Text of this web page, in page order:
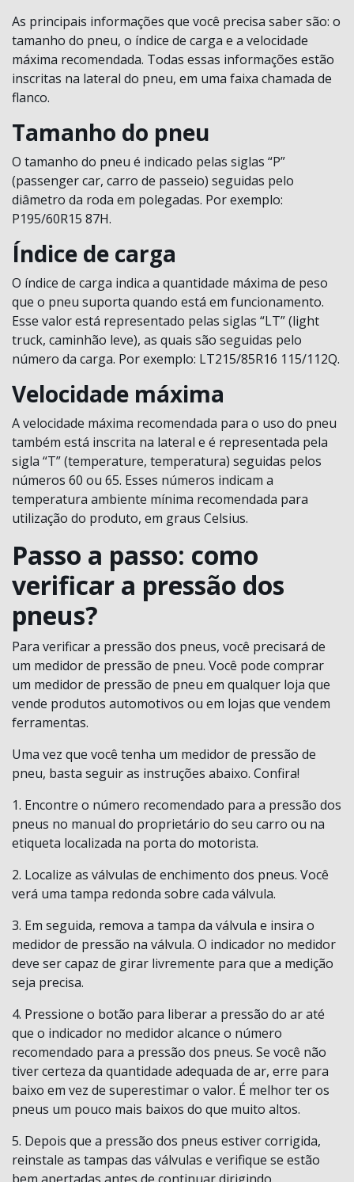
As principais informações que você precisa saber são: o
tamanho do pneu, o índice de carga e a velocidade
máxima recomendada. Todas essas informações estão
inscritas na lateral do pneu, em uma faixa chamada de
flanco.
Tamanho do pneu
O tamanho do pneu é indicado pelas siglas “P”
(passenger car, carro de passeio) seguidas pelo
diâmetro da roda em polegadas. Por exemplo:
P195/60R15 87H.
Índice de carga
O índice de carga indica a quantidade máxima de peso
que o pneu suporta quando está em funcionamento.
Esse valor está representado pelas siglas “LT” (light
truck, caminhão leve), as quais são seguidas pelo
número da carga. Por exemplo: LT215/85R16 115/112Q.
Velocidade máxima
A velocidade máxima recomendada para o uso do pneu
também está inscrita na lateral e é representada pela
sigla “T” (temperature, temperatura) seguidas pelos
números 60 ou 65. Esses números indicam a
temperatura ambiente mínima recomendada para
utilização do produto, em graus Celsius.
Passo a passo: como
verificar a pressão dos
pneus?
Para verificar a pressão dos pneus, você precisará de
um medidor de pressão de pneu. Você pode comprar
um medidor de pressão de pneu em qualquer loja que
vende produtos automotivos ou em lojas que vendem
ferramentas.
Uma vez que você tenha um medidor de pressão de
pneu, basta seguir as instruções abaixo. Confira!
1. Encontre o número recomendado para a pressão dos
pneus no manual do proprietário do seu carro ou na
etiqueta localizada na porta do motorista.
2. Localize as válvulas de enchimento dos pneus. Você
verá uma tampa redonda sobre cada válvula.
3. Em seguida, remova a tampa da válvula e insira o
medidor de pressão na válvula. O indicador no medidor
deve ser capaz de girar livremente para que a medição
seja precisa.
4. Pressione o botão para liberar a pressão do ar até
que o indicador no medidor alcance o número
recomendado para a pressão dos pneus. Se você não
tiver certeza da quantidade adequada de ar, erre para
baixo em vez de superestimar o valor. É melhor ter os
pneus um pouco mais baixos do que muito altos.
5. Depois que a pressão dos pneus estiver corrigida,
reinstale as tampas das válvulas e verifique se estão